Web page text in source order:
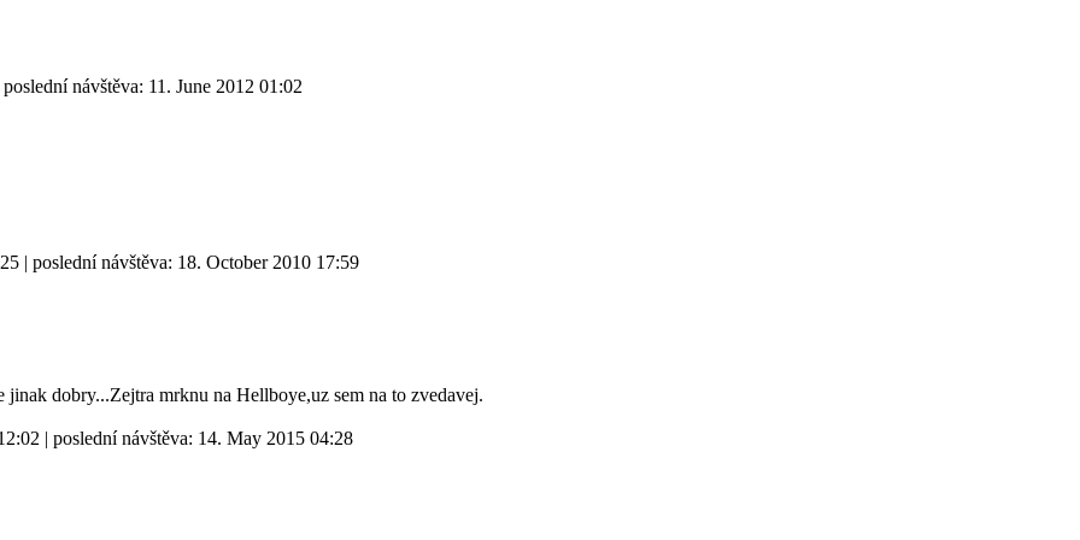
návštěva: 11. June 2012 01:02
| poslední návštěva: 18. October 2010 17:59
dobry...Zejtra mrknu na Hellboye,uz sem na to zvedavej.
| poslední návštěva: 14. May 2015 04:28